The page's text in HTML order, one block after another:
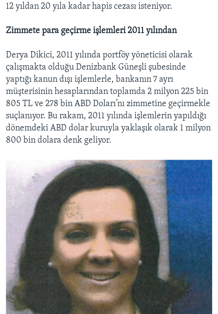
12 yıldan 20 yıla kadar hapis cezası isteniyor.
Zimmete para geçirme işlemleri 2011 yılından
Derya Dikici, 2011 yılında portföy yöneticisi olarak
çalışmakta olduğu Denizbank Güneşli şubesinde
yaptığı kanun dışı işlemlerle, bankanın 7 ayrı
müşterisinin hesaplarından toplamda 2 milyon 225 bin
805 TL ve 278 bin ABD Doları’nı zimmetine geçirmekle
suçlanıyor. Bu rakam, 2011 yılında işlemlerin yapıldığı
dönemdeki ABD dolar kuruyla yaklaşık olarak 1 milyon
800 bin dolara denk geliyor.